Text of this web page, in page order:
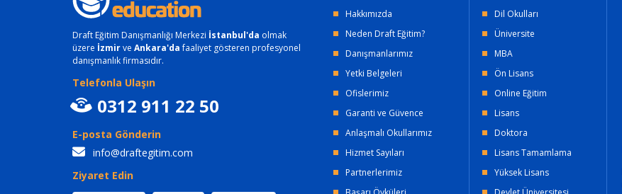
Draft Eğitim Danışmanlığı Merkezi İstanbul'da olmak
üzere İzmirve Ankara'dafaaliyet gösteren profesyonel
danışmanlık firmasıdır.
Telefonla Ulaşın
0312 911 22 50
E-posta Gönderin
info@draftegitim.com
Ziyaret Edin
Hakkımızda
Neden Draft Eğitim?
Danışmanlarımız
Yetki Belgeleri
Ofislerimiz
Garanti ve Güvence
Anlaşmalı Okullarımız
Hizmet Sayıları
Partnerlerimiz
Dil Okulları
Üniversite
MBA
Ön Lisans
Online Eğitim
Lisans
Doktora
Lisans Tamamlama
Yüksek Lisans